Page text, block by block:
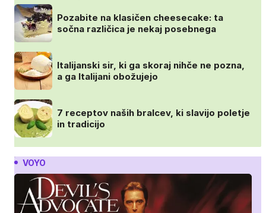
Pozabite na klasičen cheesecake: ta
sočna različica je nekaj posebnega
Italijanski sir, ki ga skoraj nihče ne pozna,
a ga Italijani obožujejo
7 receptov naših bralcev, ki slavijo poletje
in tradicijo
VOYO